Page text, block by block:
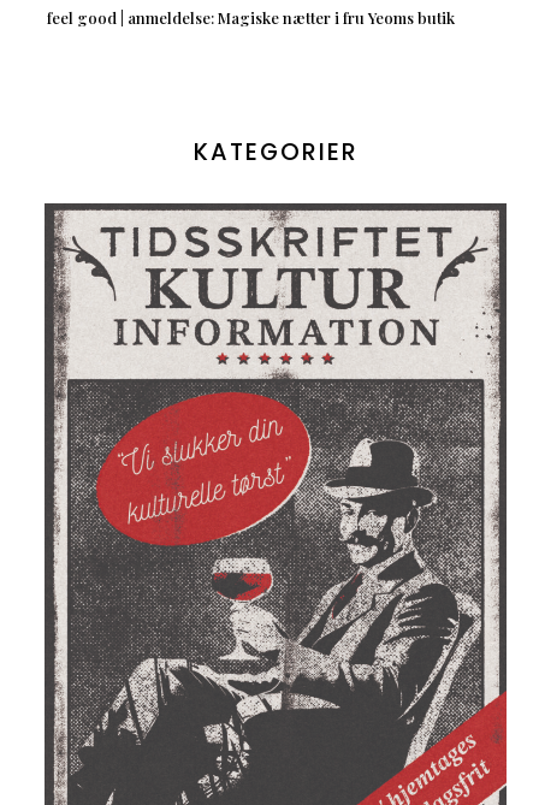
feel good | anmeldelse: Magiske nætter i fru Yeoms butik
KATEGORIER